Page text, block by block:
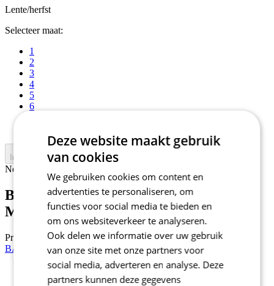
Lente/herfst
Selecteer maat:
1
2
3
4
5
6
In winkelwagen
Nejprve vyberte variantu
BASE Z1 | Base layer korte mouwen
MERINO | grijs
Prijs
59,90 €
BASE Z1 | Base layer lange mouwen MERINO | grijs
Lente/herfst
Deze website maakt gebruik
van cookies
We gebruiken cookies om content en
advertenties te personaliseren, om
functies voor social media te bieden en
om ons websiteverkeer te analyseren.
Ook delen we informatie over uw gebruik
van onze site met onze partners voor
social media, adverteren en analyse. Deze
partners kunnen deze gegevens